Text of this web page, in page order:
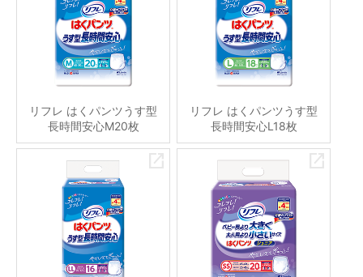
リフレ はくパンツうす型
長時間安心M20枚
リフレ はくパンツうす型
長時間安心L18枚